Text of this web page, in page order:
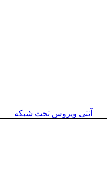
آنتی ویروس تحت شبکه